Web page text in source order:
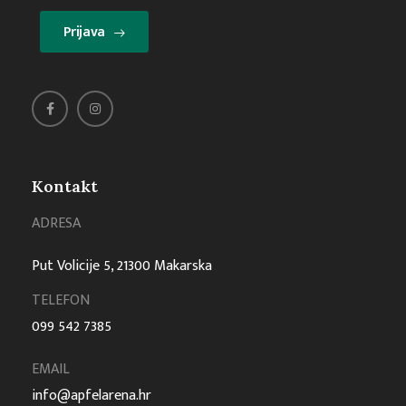
Kontakt
ADRESA
Put Volicije 5, 21300 Makarska
TELEFON
099 542 7385
EMAIL
info@apfelarena.hr
Prijava